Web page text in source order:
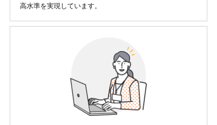
高水準を実現しています。